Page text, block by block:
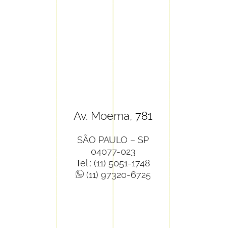
Av. Moema, 781
SÃO PAULO – SP
04077-023
Tel.: (11) 5051-1748
(11) 97320-6725